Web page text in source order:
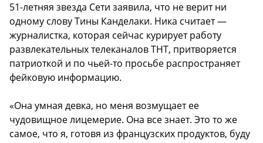
51-летняя звезда Сети заявила, что не верит ни
одному слову Тины Канделаки. Ника считает —
журналистка, которая сейчас курирует работу
развлекательных телеканалов ТНТ, притворяется
патриоткой и по чьей-то просьбе распространяет
фейковую информацию.
«Она умная девка, но меня возмущает ее
чудовищное лицемерие. Она все знает. Это то же
самое, что я, готовя из французских продуктов, буду